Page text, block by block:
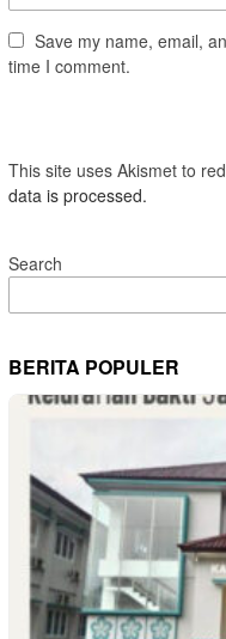
Save my name, email,
time I comment.
This site uses Akismet to
data is processed.
Search
BERITA POPULER